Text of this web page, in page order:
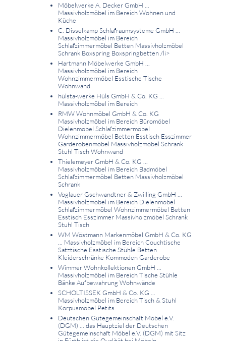
Möbelwerke A. Decker GmbH ...
Massivholzmöbel im Bereich Wohnen und
Küche
C. Disselkamp Schlafraumsysteme GmbH ...
Massivholzmöbel im Bereich
Schlafzimmermöbel Betten Massivholzmöbel
Schrank Boxspring Boxspringbetten/li>
Hartmann Möbelwerke GmbH ...
Massivholzmöbel im Bereich
Wohnzimmermöbel Esstische Tische
Wohnwand
hülsta-werke Hüls GmbH & Co. KG ...
Massivholzmöbel im Bereich
RMW Wohnmöbel GmbH & Co. KG
Massivholzmöbel im Bereich Büromöbel
Dielenmöbel Schlafzimmermöbel
Wohnzimmermöbel Betten Esstisch Esszimmer
Garderobenmöbel Massivholzmöbel Schrank
Stuhl Tisch Wohnwand
Thielemeyer GmbH & Co. KG ...
Massivholzmöbel im Bereich Badmöbel
Schlafzimmermöbel Betten Massivholzmöbel
Schrank
Voglauer Gschwandtner & Zwilling GmbH ...
Massivholzmöbel im Bereich Dielenmöbel
Schlafzimmermöbel Wohnzimmermöbel Betten
Esstisch Esszimmer Massivholzmöbel Schrank
Stuhl Tisch
WM Wöstmann Markenmöbel GmbH & Co. KG
... Massivholzmöbel im Bereich Couchtische
Satztische Esstische Stühle Betten
Kleiderschränke Kommoden Garderobe
Wimmer Wohnkollektionen GmbH ...
Massivholzmöbel im Bereich Tische Stühle
Bänke Aufbewahrung Wohnwände
SCHOLTISSEK GmbH & Co. KG ...
Massivholzmöbel im Bereich Tisch & Stuhl
Korpusmöbel Petits
Deutschen Gütegemeinschaft Möbel e.V.
(DGM) ... das Hauptziel der Deutschen
Gütegemeinschaft Möbel e.V. (DGM) mit Sitz